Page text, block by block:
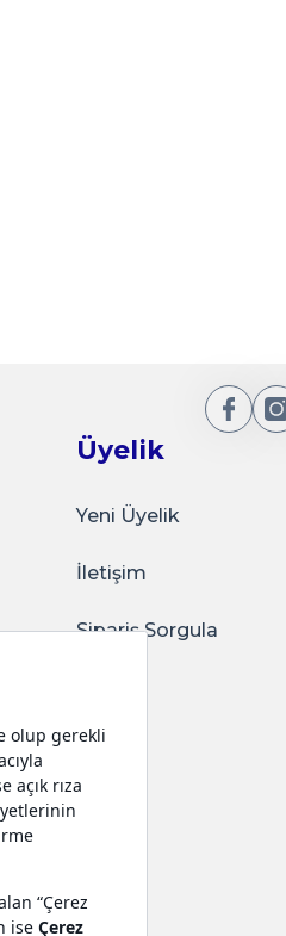
Üyelik
Yeni Üyelik
İletişim
Sipariş Sorgula